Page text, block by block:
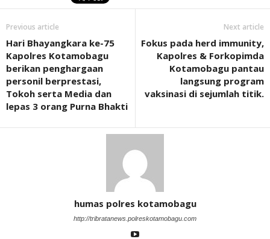
Previous article
Hari Bhayangkara ke-75
Kapolres Kotamobagu
berikan penghargaan
personil berprestasi,
Tokoh serta Media dan
lepas 3 orang Purna Bhakti
Next article
Fokus pada herd immunity,
Kapolres & Forkopimda
Kotamobagu pantau
langsung program
vaksinasi di sejumlah titik.
humas polres kotamobagu
http://tribratanews.polreskotamobagu.com